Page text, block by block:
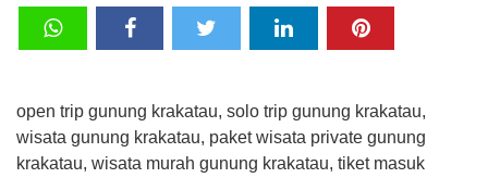
open trip gunung krakatau, solo trip gunung krakatau,
wisata gunung krakatau, paket wisata private gunung
krakatau, wisata murah gunung krakatau, tiket masuk